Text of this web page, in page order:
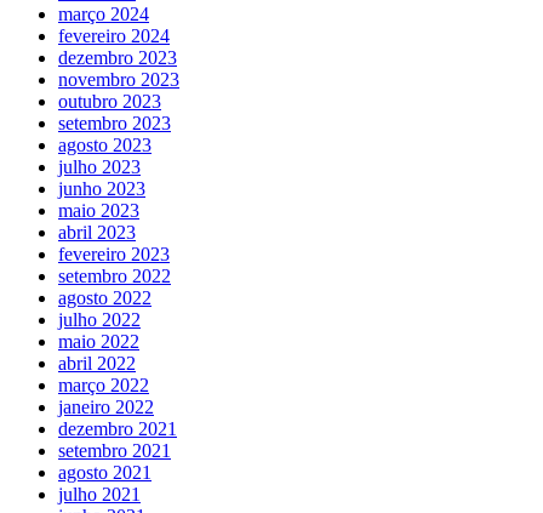
março 2024
fevereiro 2024
dezembro 2023
novembro 2023
outubro 2023
setembro 2023
agosto 2023
julho 2023
junho 2023
maio 2023
abril 2023
fevereiro 2023
setembro 2022
agosto 2022
julho 2022
maio 2022
abril 2022
março 2022
janeiro 2022
dezembro 2021
setembro 2021
agosto 2021
julho 2021